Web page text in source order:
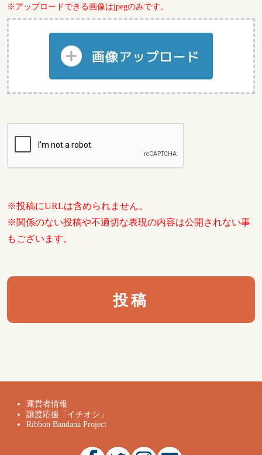
※アップロードできる画像はjpegのみです。
※投稿にURLは含められません。
※関係のない投稿や不適切な表現の内容は公開されない事
もございます。
運営者情報
譲渡応援「イチオシ」
Ribbon Bandana Project